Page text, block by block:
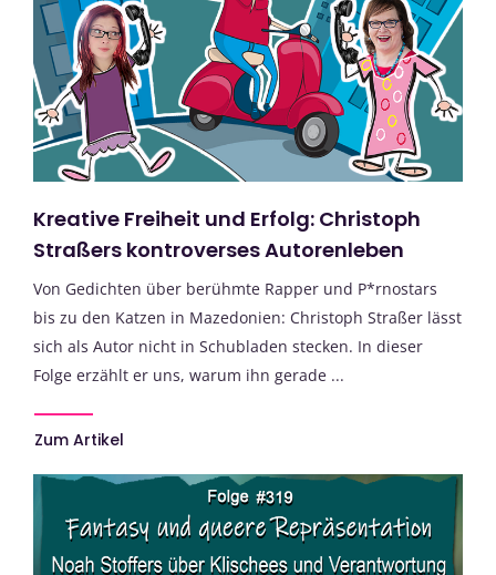
Kreative Freiheit und Erfolg: Christoph
Straßers kontroverses Autorenleben
Von Gedichten über berühmte Rapper und P*rnostars
bis zu den Katzen in Mazedonien: Christoph Straßer lässt
sich als Autor nicht in Schubladen stecken. In dieser
Folge erzählt er uns, warum ihn gerade ...
Zum Artikel